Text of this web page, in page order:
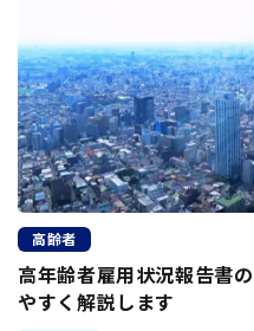
高齢者
高年齢者雇用状況報告書
やすく解説します